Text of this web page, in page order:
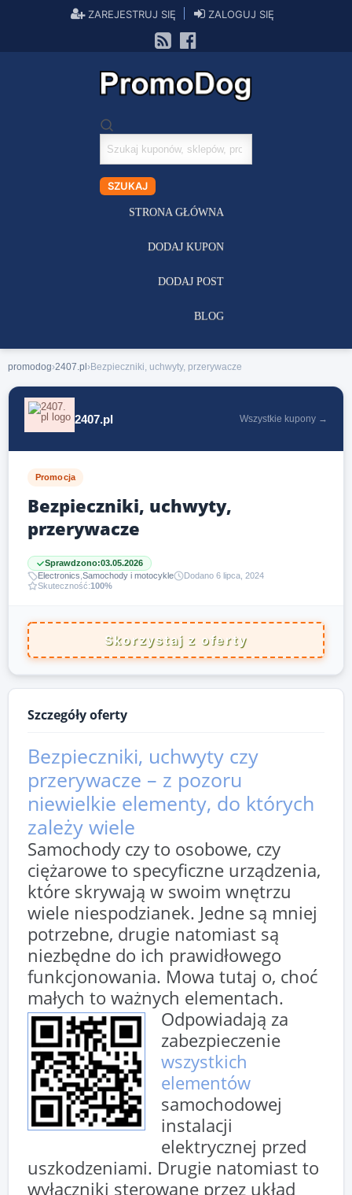
ZAREJESTRUJ SIĘ ZALOGUJ SIĘ
Szukaj
kuponów
SZUKAJ
STRONA GŁÓWNA
DODAJ KUPON
DODAJ POST
BLOG
promodog›2407.pl ›Bezpieczniki, uchwyty, przerywacze
2407.pl Wszystkie kupony →
Promocja
Bezpieczniki, uchwyty,
przerywacze
Sprawdzono:03.05.2026
Electronics Samochody i motocykle
Dodano 6 lipca, 2024
Skuteczność:100%
Skorzystaj z oferty
Szczegóły oferty
Bezpieczniki, uchwyty czy
przerywacze – z pozoru
niewielkie elementy, do których
zależy wiele
Samochody czy to osobowe, czy
ciężarowe to specyficzne urządzenia,
które skrywają w swoim wnętrzu
wiele niespodzianek. Jedne są mniej
potrzebne, drugie natomiast są
niezbędne do ich prawidłowego
funkcjonowania. Mowa tutaj o, choć
małych to ważnych elementach.
Odpowiadają za
zabezpieczenie
wszystkich
elementów
samochodowej
instalacji
elektrycznej przed
uszkodzeniami. Drugie natomiast to
wyłączniki sterowane przez układ